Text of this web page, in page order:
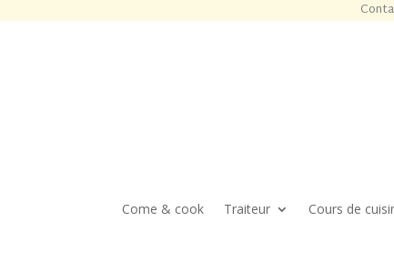
Come & cook Traiteur Cours de